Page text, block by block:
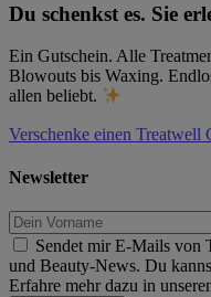
Du schenkst es. Sie
Ein Gutschein. Alle
Blowouts bis Waxing.
allen beliebt.
Verschenke einen Treatwell
Newsletter
Sendet mir E-Mails von
und Beauty-News. Du
Erfahre mehr dazu in